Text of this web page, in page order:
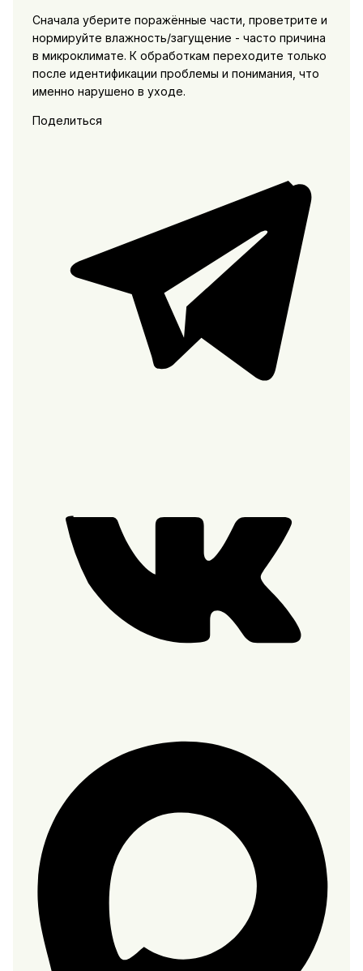
Сначала уберите поражённые части, проветрите и
нормируйте влажность/загущение - часто причина
в микроклимате. К обработкам переходите только
после идентификации проблемы и понимания, что
именно нарушено в уходе.
Поделиться